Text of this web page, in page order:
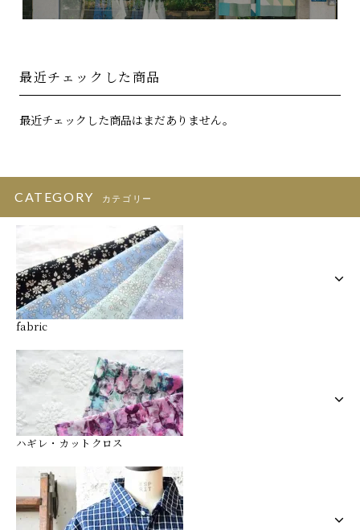
最近チェックした商品
最近チェックした商品はまだありません。
CATEGORY カテゴリー
fabric
ハギレ・カットクロス